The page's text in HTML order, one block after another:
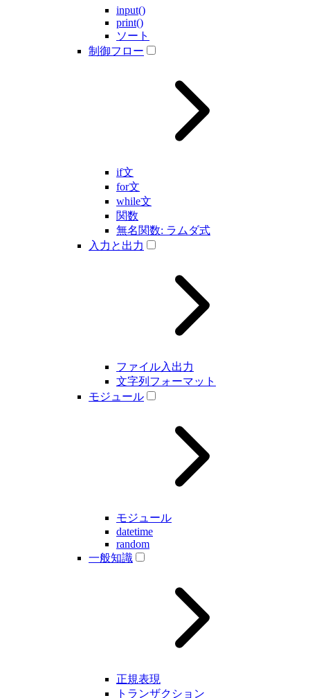
input()
print()
ソート
制御フロー
if文
for文
while文
関数
無名関数: ラムダ式
入力と出力
ファイル入出力
文字列フォーマット
モジュール
モジュール
datetime
random
一般知識
正規表現
トランザクション